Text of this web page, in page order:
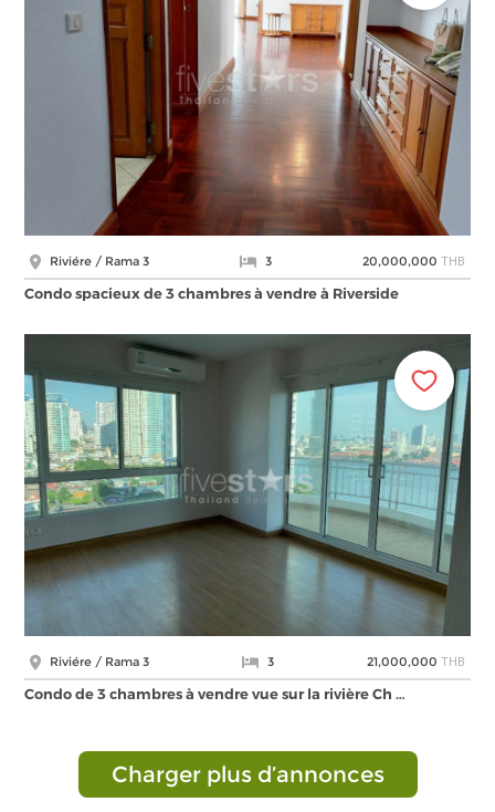
Riviére / Rama 3 3 20,000,000 THB
Condo spacieux de 3 chambres à vendre à Riverside
Riviére / Rama 3 3 21,000,000 THB
Condo de 3 chambres à vendre vue sur la rivière Ch …
Charger plus d’annonces